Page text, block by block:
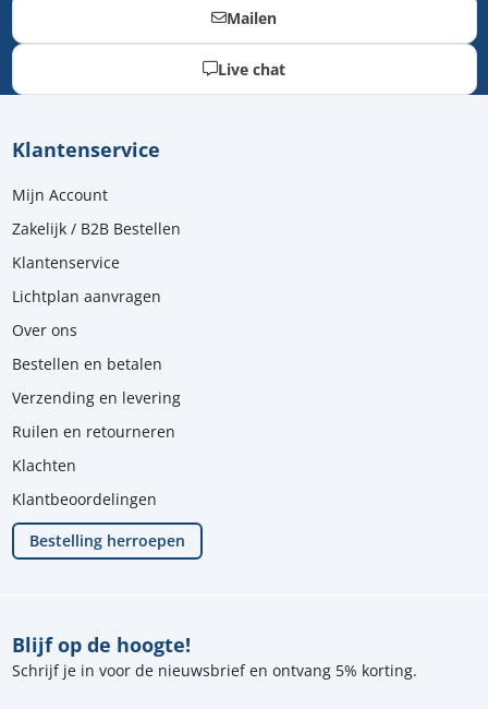
Mailen
Live chat
Blijf op de hoogte!
Schrijf je in voor de nieuwsbrief en ontvang 5% korting.
Klantenservice
Mijn Account
Zakelijk / B2B Bestellen
Klantenservice
Lichtplan aanvragen
Over ons
Bestellen en betalen
Verzending en levering
Ruilen en retourneren
Klachten
Klantbeoordelingen
Bestelling herroepen